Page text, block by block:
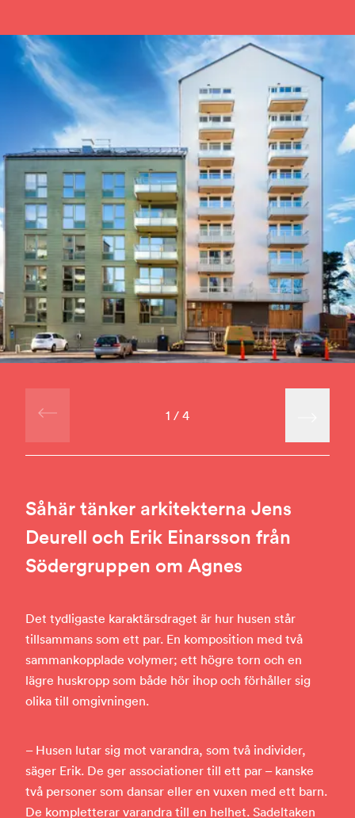
1 / 4
Såhär tänker arkitekterna Jens
Deurell och Erik Einarsson från
Södergruppen om Agnes
Det tydligaste karaktärsdraget är hur husen står
tillsammans som ett par. En komposition med två
sammankopplade volymer; ett högre torn och en
lägre huskropp som både hör ihop och förhåller sig
olika till omgivningen.
– Husen lutar sig mot varandra, som två individer,
säger Erik. De ger associationer till ett par – kanske
två personer som dansar eller en vuxen med ett barn.
De kompletterar varandra till en helhet. Sadeltaken